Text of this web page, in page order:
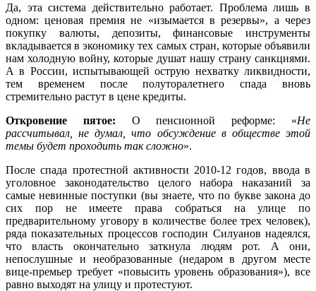
Да, эта система действительно работает. Проблема лишь в
одном: ценовая премия не «изымается в резервы», а через
покупку валюты, депозиты, финансовые инструменты
вкладывается в экономику тех самых стран, которые объявили
нам холодную войну, которые душат нашу страну санкциями.
А в России, испытывающей острую нехватку ликвидности,
тем временем после полуторалетнего спада вновь
стремительно растут в цене кредиты.
Откровение пятое: О пенсионной реформе: «Не
рассчитывал, не думал, что обсуждение в обществе этой
темы будет проходить так сложно».
После спада протестной активности 2010-12 годов, ввода в
уголовное законодательство целого набора наказаний за
самые невинные поступки (вы знаете, что по букве закона до
сих пор не имеете права собраться на улице по
предварительному уговору в количестве более трех человек),
ряда показательных процессов господин Силуанов надеялся,
что власть окончательно заткнула людям рот. А они,
непослушные и необразованные (недаром в другом месте
вице-премьер требует «повысить уровень образования»), все
равно выходят на улицу и протестуют.